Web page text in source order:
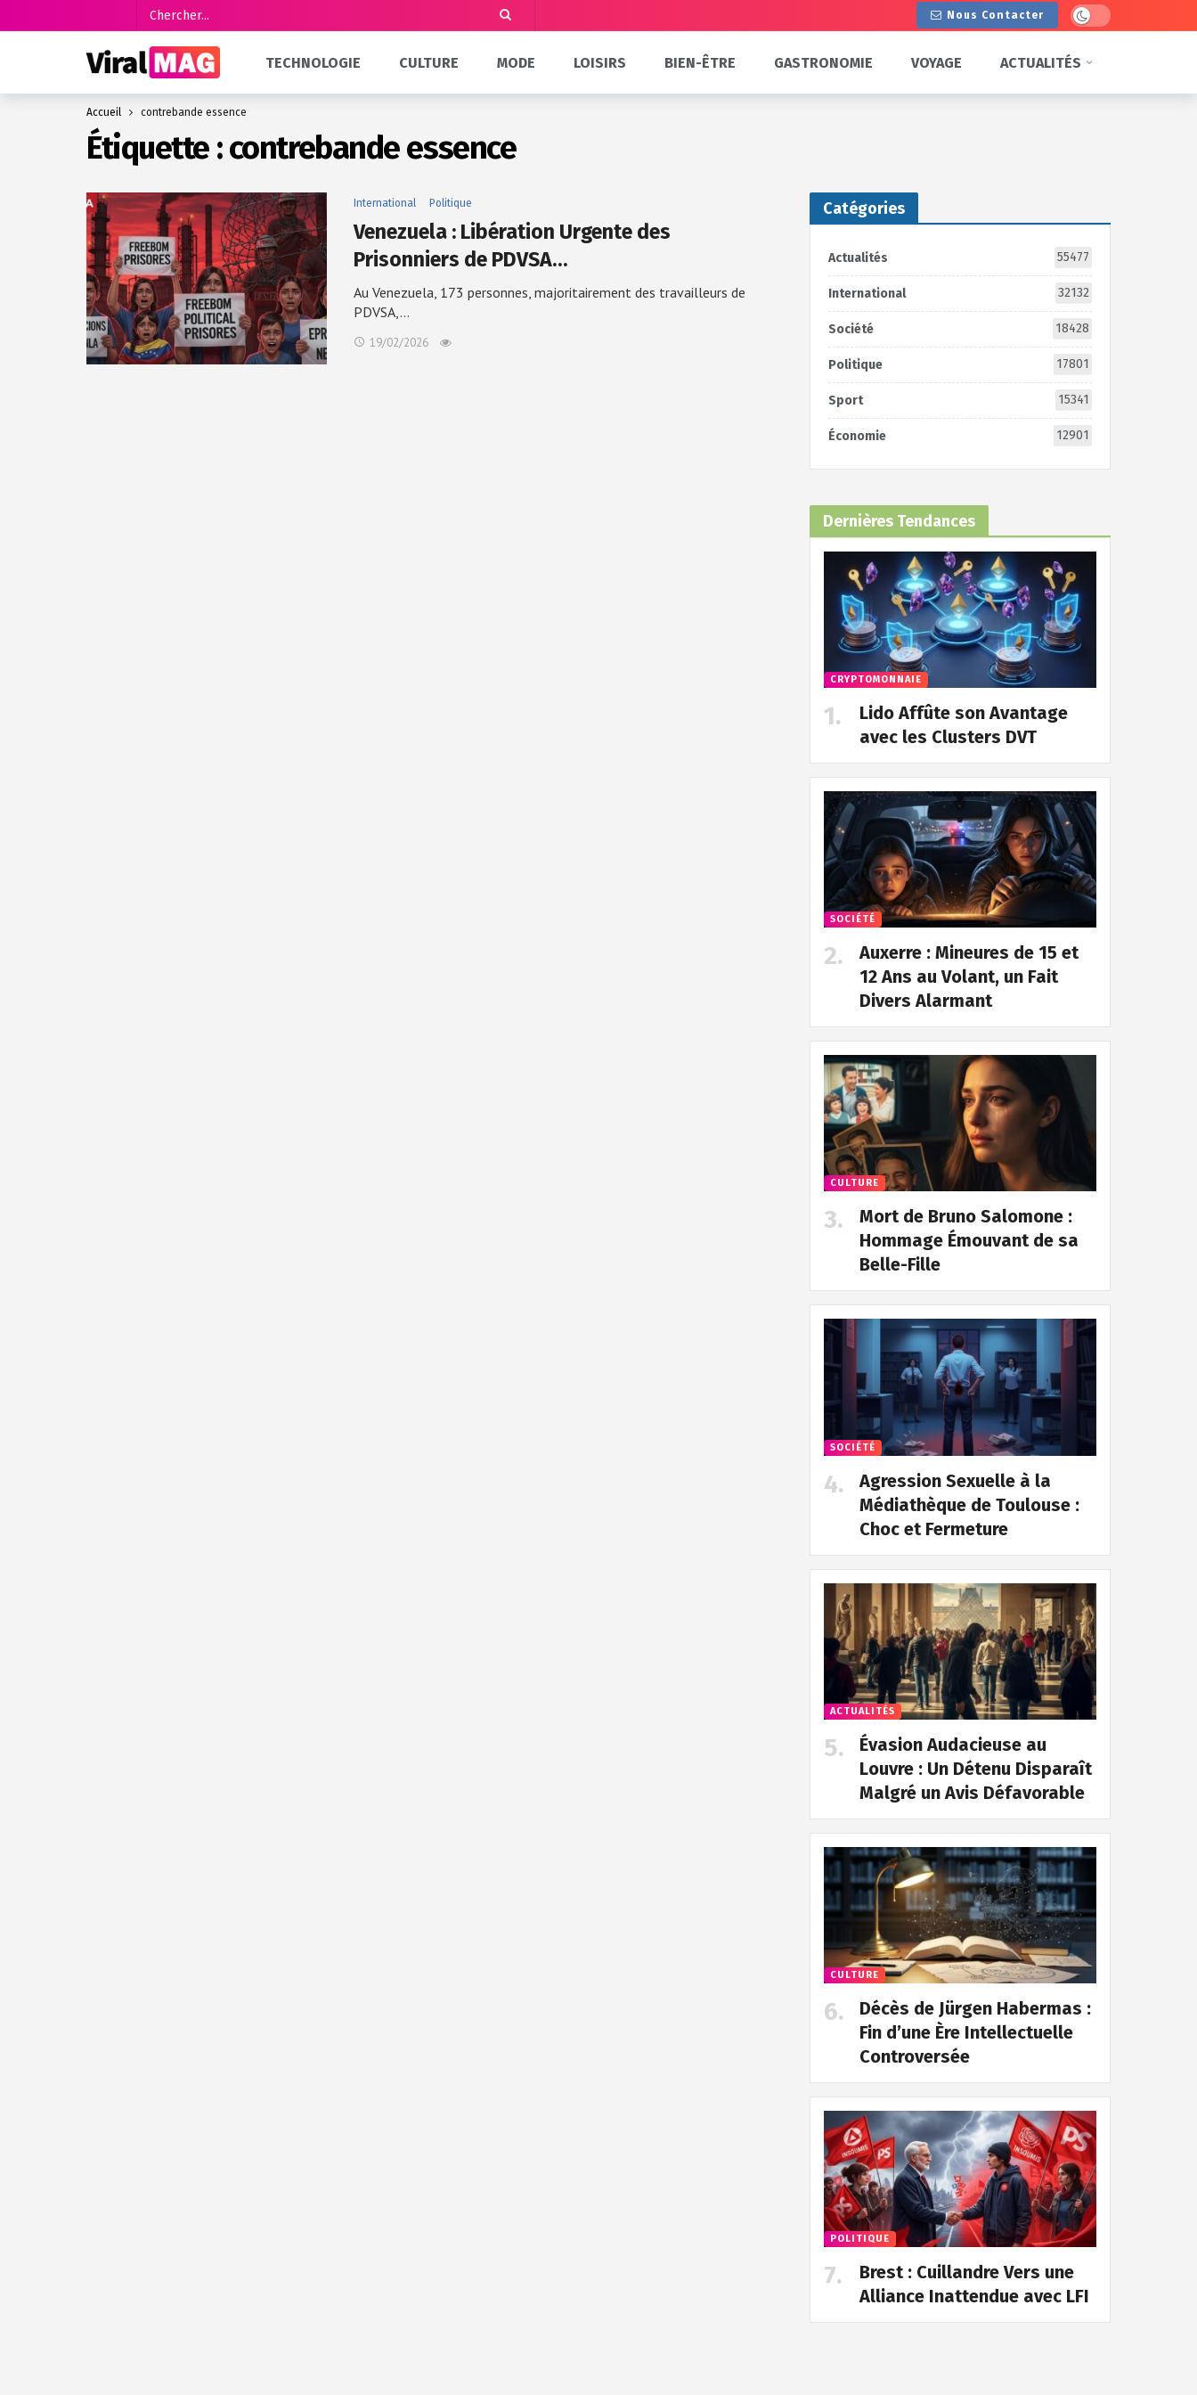
Nous Contacter Dark mode
TECHNOLOGIE CULTURE MODE LOISIRS BIEN-ÊTRE GASTRONOMIE VOYAGE ACTUALITÉS
Accueil contrebande essence
Étiquette :contrebande essence
International Politique
Venezuela : Libération Urgente des
Prisonniers de PDVSA…
Au Venezuela, 173 personnes, majoritairement des travailleurs de
PDVSA,…
19/02/2026
Catégories
Actualités 55477
International 32132
Société 18428
Politique 17801
Sport 15341
Économie 12901
Dernières Tendances
CRYPTOMONNAIE
Lido Affûte son Avantage
avec les Clusters DVT
SOCIÉTÉ
Auxerre : Mineures de 15 et
12 Ans au Volant, un Fait
Divers Alarmant
CULTURE
Mort de Bruno Salomone :
Hommage Émouvant de sa
Belle-Fille
SOCIÉTÉ
Agression Sexuelle à la
Médiathèque de Toulouse :
Choc et Fermeture
ACTUALITÉS
Évasion Audacieuse au
Louvre : Un Détenu Disparaît
Malgré un Avis Défavorable
CULTURE
Décès de Jürgen Habermas :
Fin d’une Ère Intellectuelle
Controversée
POLITIQUE
Brest : Cuillandre Vers une
Alliance Inattendue avec LFI